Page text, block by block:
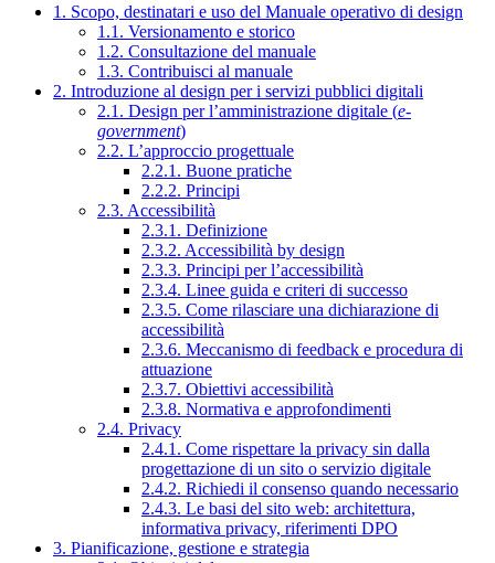
1. Scopo, destinatari e uso del Manuale operativo di design
1.1. Versionamento e storico
1.2. Consultazione del manuale
1.3. Contribuisci al manuale
2. Introduzione al design per i servizi pubblici digitali
2.1. Design per l’amministrazione digitale (e-
government)
2.2. L’approccio progettuale
2.2.1. Buone pratiche
2.2.2. Principi
2.3. Accessibilità
2.3.1. Definizione
2.3.2. Accessibilità by design
2.3.3. Principi per l’accessibilità
2.3.4. Linee guida e criteri di successo
2.3.5. Come rilasciare una dichiarazione di
accessibilità
2.3.6. Meccanismo di feedback e procedura di
attuazione
2.3.7. Obiettivi accessibilità
2.3.8. Normativa e approfondimenti
2.4. Privacy
2.4.1. Come rispettare la privacy sin dalla
progettazione di un sito o servizio digitale
2.4.2. Richiedi il consenso quando necessario
2.4.3. Le basi del sito web: architettura,
informativa privacy, riferimenti DPO
3. Pianificazione, gestione e strategia